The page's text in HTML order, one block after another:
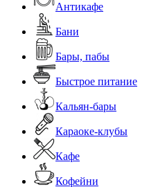
Антикафе
Бани
Бары, пабы
Быстрое питание
Кальян-бары
Караоке-клубы
Кафе
Кофейни